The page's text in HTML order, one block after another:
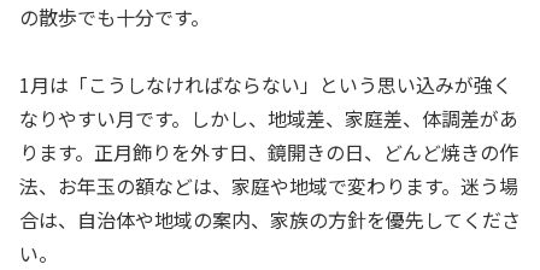
の散歩でも十分です。
1月は「こうしなければならない」という思い込みが強く
なりやすい月です。しかし、地域差、家庭差、体調差があ
ります。正月飾りを外す日、鏡開きの日、どんど焼きの作
法、お年玉の額などは、家庭や地域で変わります。迷う場
合は、自治体や地域の案内、家族の方針を優先してくださ
い。